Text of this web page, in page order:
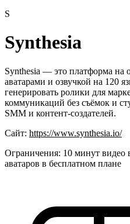
S
Synthesia
Synthesia — это платформа на
аватарами и озвучкой на 120
генерировать ролики для
коммуникаций без съёмок и
SMM и контент-создателей.
Сайт: https://www.synthesia.io/
Ограничения: 10 минут видео
аватаров в бесплатном плане